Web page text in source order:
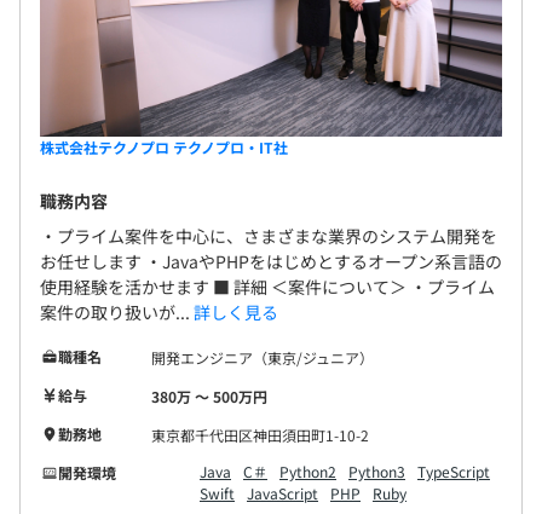
株式会社テクノプロ テクノプロ・IT社
職務内容
・プライム案件を中心に、さまざまな業界のシステム開発を
お任せします ・JavaやPHPをはじめとするオープン系言語の
使用経験を活かせます ■ 詳細 ＜案件について＞ ・プライム
案件の取り扱いが... 詳しく見る
職種名
開発エンジニア（東京/ジュニア）
給与
380万 〜 500万円
勤務地
東京都千代田区神田須田町1-10-2
開発環境
Java C＃ Python2 Python3
TypeScript
Swift
JavaScript PHP
Ruby